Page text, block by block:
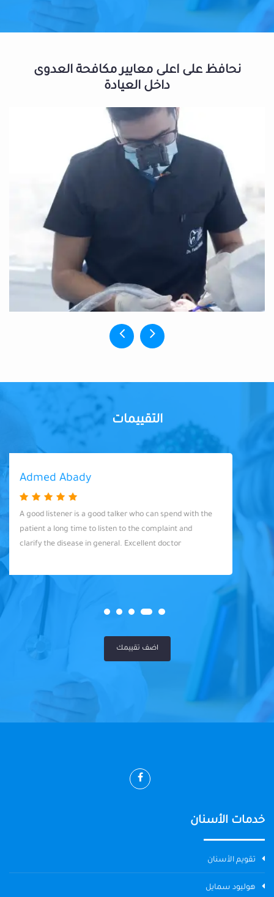
نحافظ على اعلى معايير مكافحة العدوى
داخل العيادة
التقييمات
Admed Abady
A good listener is a good talker who can spend with the
patient a long time to listen to the complaint and
clarify the disease in general. Excellent doctor
اضف تقييمك
خدمات الأسنان
تقويم الأسنان
هوليود سمايل